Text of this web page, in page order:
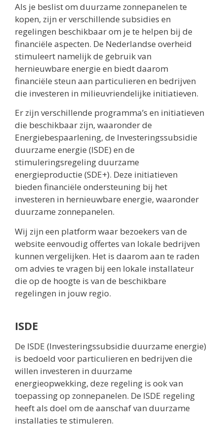
Als je beslist om duurzame zonnepanelen te
kopen, zijn er verschillende subsidies en
regelingen beschikbaar om je te helpen bij de
financiële aspecten. De Nederlandse overheid
stimuleert namelijk de gebruik van
hernieuwbare energie en biedt daarom
financiële steun aan particulieren en bedrijven
die investeren in milieuvriendelijke initiatieven.
Er zijn verschillende programma’s en initiatieven
die beschikbaar zijn, waaronder de
Energiebespaarlening, de Investeringssubsidie
duurzame energie (ISDE) en de
stimuleringsregeling duurzame
energieproductie (SDE+). Deze initiatieven
bieden financiële ondersteuning bij het
investeren in hernieuwbare energie, waaronder
duurzame zonnepanelen.
Wij zijn een platform waar bezoekers van de
website eenvoudig offertes van lokale bedrijven
kunnen vergelijken. Het is daarom aan te raden
om advies te vragen bij een lokale installateur
die op de hoogte is van de beschikbare
regelingen in jouw regio.
ISDE
De ISDE (Investeringssubsidie duurzame energie)
is bedoeld voor particulieren en bedrijven die
willen investeren in duurzame
energieopwekking, deze regeling is ook van
toepassing op zonnepanelen. De ISDE regeling
heeft als doel om de aanschaf van duurzame
installaties te stimuleren.